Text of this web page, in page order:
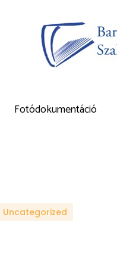
Fotódokumentáció
Uncategorized